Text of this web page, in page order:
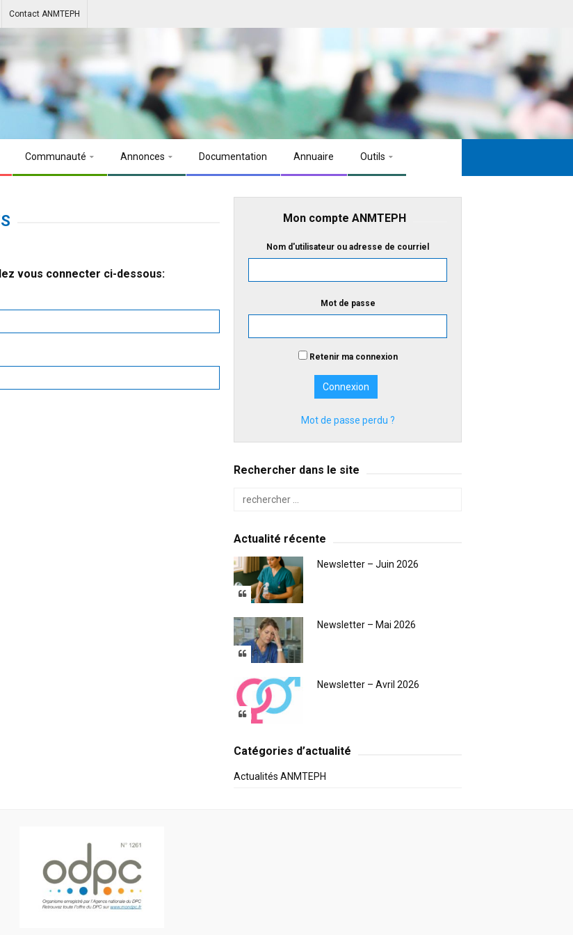
Contact ANMTEPH
Communauté Annonces Documentation Annuaire Outils
vous connecter ci-dessous:
Mon compte ANMTEPH
Nom d'utilisateur ou adresse de courriel
Mot de passe
Retenir ma connexion
Mot de passe perdu ?
Rechercher dans le site
Actualité récente
Newsletter – Juin 2026
Newsletter – Mai 2026
Newsletter – Avril 2026
Catégories d’actualité
Actualités ANMTEPH